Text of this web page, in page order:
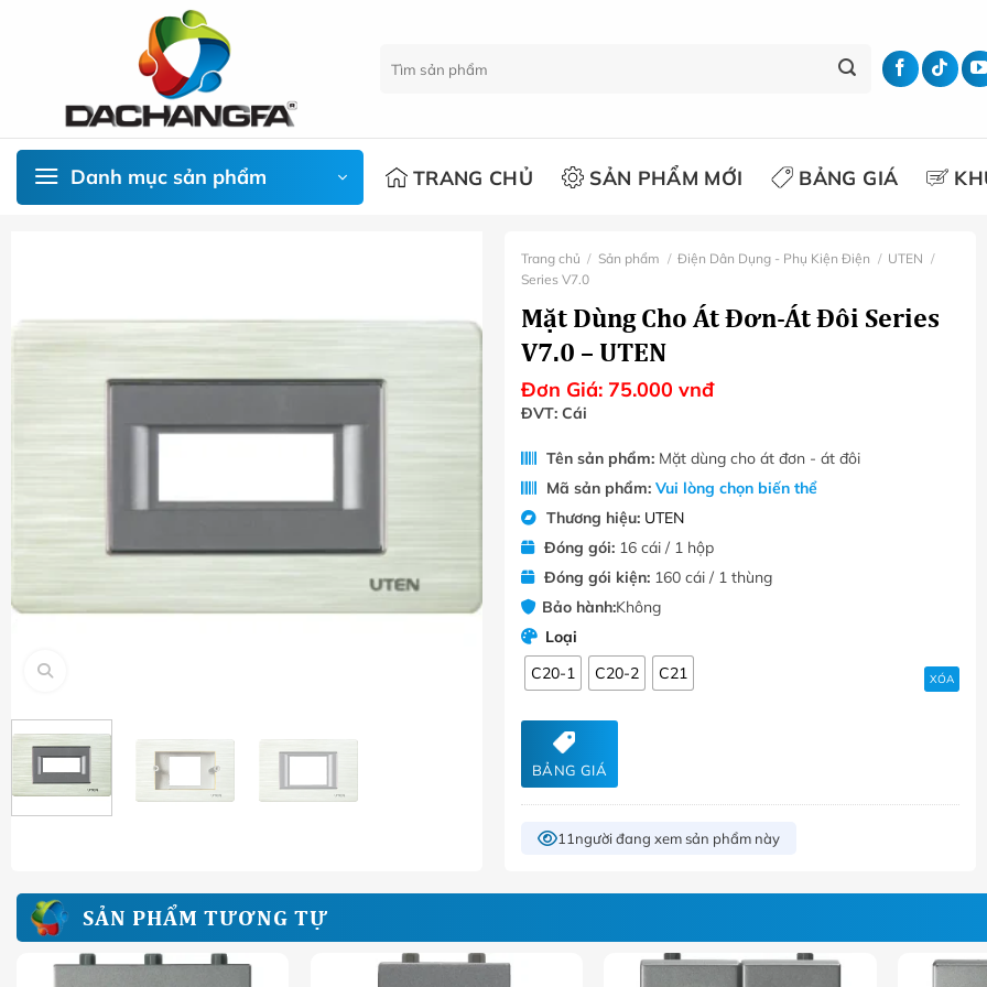
kiếm:
Danh mục sản phẩm TRANG CHỦ SẢN PHẨM MỚI BẢNG GIÁ
Trang chủ / Sản phẩm / Điện Dân Dụng - Phụ Kiện Điện / UTEN /
Series V7.0
Mặt Dùng Cho Át Đơn-Át Đôi Series
V7.0 – UTEN
Đơn Giá: 75.000 vnđ
ĐVT: Cái
Tên sản phẩm:Mặt dùng cho át đơn - át đôi
Mã sản phẩm: Vui lòng chọn biến thể
Thương hiệu: UTEN
Đóng gói:16 cái / 1 hộp
Đóng gói kiện:160 cái / 1 thùng
Bảo hành:Không
Loại
C20-1
C20-2 C21 XÓA
BẢNG GIÁ
11 người đang xem sản phẩm này
SẢN PHẨM TƯƠNG TỰ